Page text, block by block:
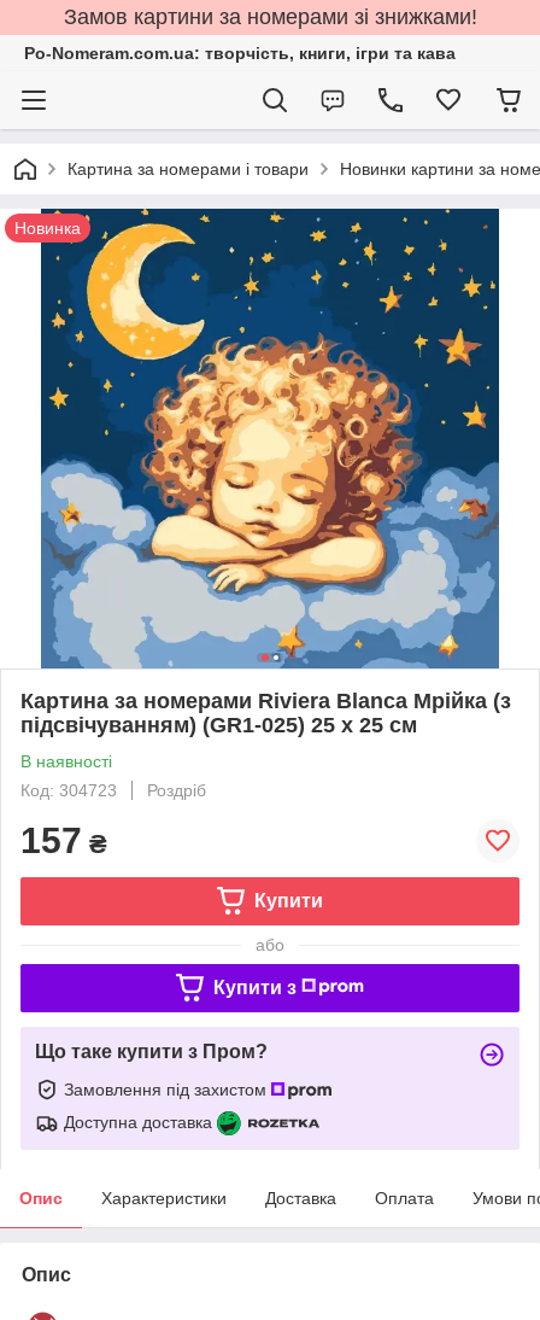
Замов картини за номерами зі знижками!
Po-Nomeram.com.ua: творчість, книги, ігри та кава
Картина за номерами і товари Новинки картини за
Новинка
Картина за номерами Riviera Blanca Мрійка (з
підсвічуванням) (GR1-025) 25 х 25 см
В наявності
Код: 304723
Роздріб
157 ₴
Купити
або
Купити з
Що таке купити з Пром?
Замовлення під захистом
Доступна доставка
Опис Характеристики Доставка Оплата Умови
Опис